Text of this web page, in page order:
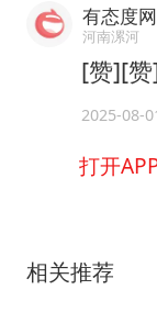
有态度
河南漯河
[赞][
2025-08-
打开
相关推荐